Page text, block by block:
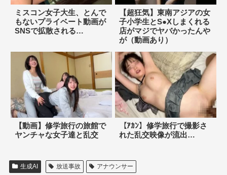
ミスコン女子大生、とんで
もないプライベート動画が
SNSで拡散される…
【超狂気】東南アジアの女
子小学生とS●Xしまくれる
店がマジでヤバかったんや
が（動画あり）
【動画】修学旅行の旅館で
ヤンチャな女子達と乱交
【ｱｶﾝ】修学旅行で撮影さ
れた乱交映像が流出…
生成AI 放送事故 アナウンサー